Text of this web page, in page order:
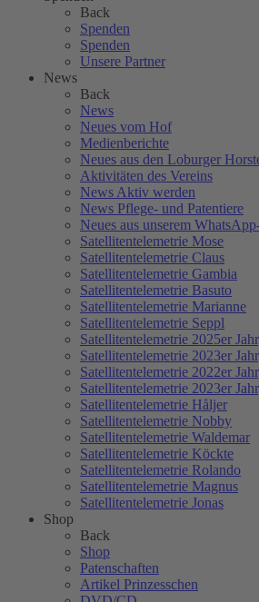
Back
Spenden
Spenden
Unsere Partner
News
Back
News
Neues vom Hof
Medienberichte
Neues aus den Loburger
Aktivitäten des Vereins
News Aktiv werden
News Pflege- und Patentiere
Neues aus unserem
Satellitentelemetrie Mose
Satellitentelemetrie Claus
Satellitentelemetrie Gambia
Satellitentelemetrie Basuto
Satellitentelemetrie Marianne
Satellitentelemetrie Seppl
Satellitentelemetrie 2025er
Satellitentelemetrie 2023er
Satellitentelemetrie 2022er
Satellitentelemetrie 2023er
Satellitentelemetrie Håljer
Satellitentelemetrie Nobby
Satellitentelemetrie Waldemar
Satellitentelemetrie Köckte
Satellitentelemetrie Rolando
Satellitentelemetrie Magnus
Satellitentelemetrie Jonas
Shop
Back
Shop
Patenschaften
Artikel Prinzesschen